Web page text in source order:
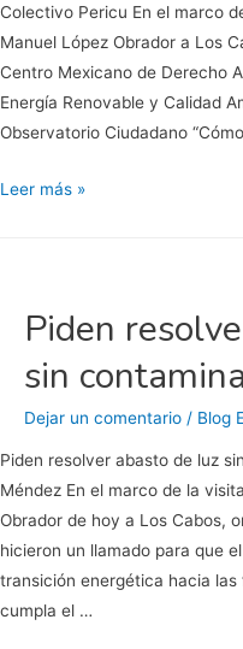
Colectivo Pericu En el marco
Manuel López Obrador a Los
Centro Mexicano de Derecho
Energía Renovable y Calidad
Observatorio Ciudadano
#AMLO:
necesitamos
energías
Leer más »
Piden
sin
Dejar un comentario / Blog
Piden resolver abasto de luz
Méndez En el marco de la
Obrador de hoy a Los Cabos,
hicieron un llamado para que
transición energética hacia
cumpla el …